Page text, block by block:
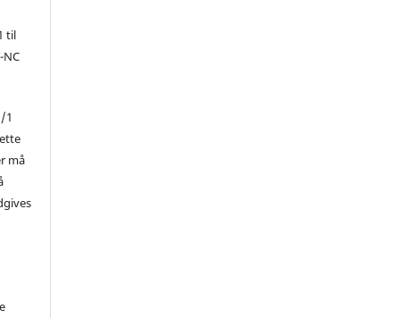
til
NC
1
må